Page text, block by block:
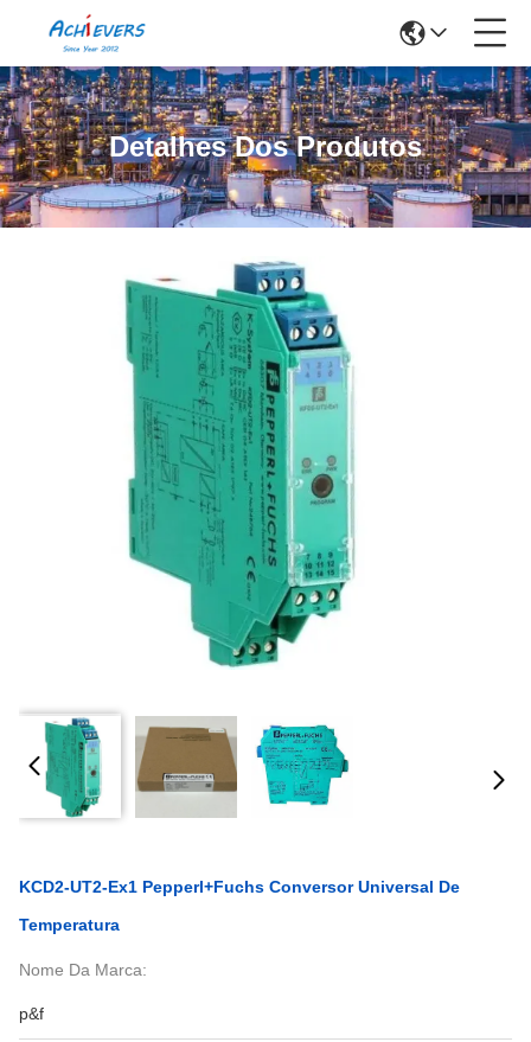
Detalhes Dos Produtos
KCD2-UT2-Ex1 Pepperl+Fuchs Conversor Universal De
Temperatura
Nome Da Marca:
p&f